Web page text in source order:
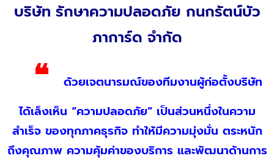
บริษัท รักษาความปลอดภัย กนกรัตน์บัว
ภาการ์ด จำกัด
❝
ด้วยเจตนารมณ์ของทีมงานผู้ก่อตั้งบริษัท
ได้เล็งเห็น “ความปลอดภัย” เป็นส่วนหนึ่งในความ
สำเร็จ ของทุกภาคธุรกิจ ทำให้มีความมุ่งมั่น ตระหนัก
ถึงคุณภาพ ความคุ้มค่าของบริการ และพัฒนาด้านการ